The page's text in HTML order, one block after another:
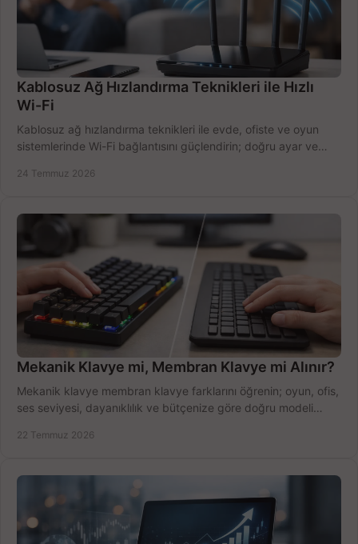
Kablosuz Ağ Hızlandırma Teknikleri ile Hızlı
Wi-Fi
Kablosuz ağ hızlandırma teknikleri ile evde, ofiste ve oyun
sistemlerinde Wi-Fi bağlantısını güçlendirin; doğru ayar ve
24 Temmuz 2026
Mekanik Klavye mi, Membran Klavye mi Alınır?
Mekanik klavye membran klavye farklarını öğrenin; oyun, ofis,
ses seviyesi, dayanıklılık ve bütçenize göre doğru modeli
22 Temmuz 2026